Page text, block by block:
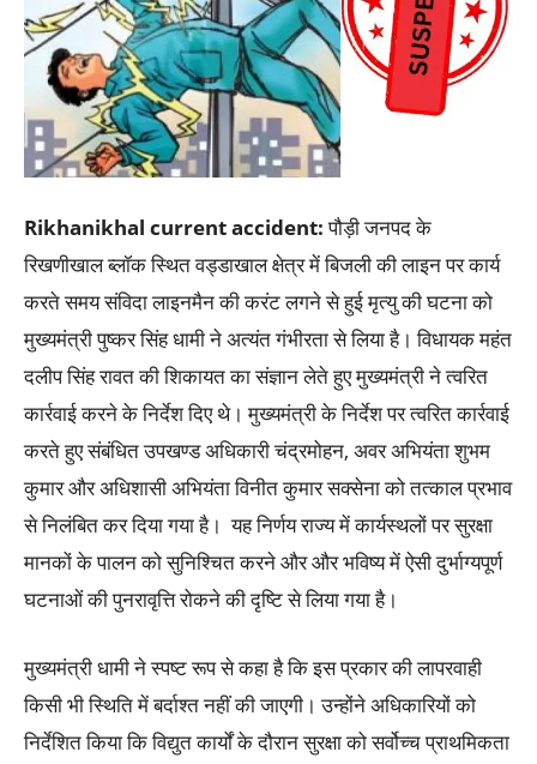
Rikhanikhal current accident:पौड़ी जनपद के
रिखणीखाल ब्लॉक स्थित वड्डाखाल क्षेत्र में बिजली की लाइन पर कार्य
करते समय संविदा लाइनमैन की करंट लगने से हुई मृत्यु की घटना को
मुख्यमंत्री पुष्कर सिंह धामी ने अत्यंत गंभीरता से लिया है। विधायक महंत
दलीप सिंह रावत की शिकायत का संज्ञान लेते हुए मुख्यमंत्री ने त्वरित
कार्रवाई करने के निर्देश दिए थे। मुख्यमंत्री के निर्देश पर त्वरित कार्रवाई
करते हुए संबंधित उपखण्ड अधिकारी चंद्रमोहन, अवर अभियंता शुभम
कुमार और अधिशासी अभियंता विनीत कुमार सक्सेना को तत्काल प्रभाव
से निलंबित कर दिया गया है। यह निर्णय राज्य में कार्यस्थलों पर सुरक्षा
मानकों के पालन को सुनिश्चित करने और और भविष्य में ऐसी दुर्भाग्यपूर्ण
घटनाओं की पुनरावृत्ति रोकने की दृष्टि से लिया गया है।
मुख्यमंत्री धामी ने स्पष्ट रूप से कहा है कि इस प्रकार की लापरवाही
किसी भी स्थिति में बर्दाश्त नहीं की जाएगी। उन्होंने अधिकारियों को
निर्देशित किया कि विद्युत कार्यों के दौरान सुरक्षा को सर्वोच्च प्राथमिकता